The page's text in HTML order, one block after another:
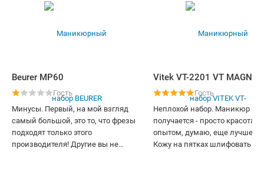
Beurer MP60
Гость
Минусы. Первый, на мой взгляд
самый большой, это то, что фрезы
подходят только этого
производителя! Другие вы не
Vitek VT-2201 VT
Гость
Неплохой набор. Маникюр
получается - просто красота! С
опытом, думаю, еще лучше
Кожу на пятках шлифовать